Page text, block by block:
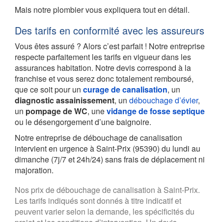
Mais notre plombier vous expliquera tout en détail.
Des tarifs en conformité avec les assureurs
Vous êtes assuré ? Alors c’est parfait ! Notre entreprise
respecte parfaitement les tarifs en vigueur dans les
assurances habitation. Notre devis correspond à la
franchise et vous serez donc totalement remboursé,
que ce soit pour un curage de canalisation, un
diagnostic assainissement, un débouchage d’évier,
un pompage de WC, unevidange de fosse septique
ou le désengorgement d’une baignoire.
Notre entreprise de débouchage de canalisation
intervient en urgence à Saint-Prix (95390) du lundi au
dimanche (7j/7 et 24h/24) sans frais de déplacement ni
majoration.
Nos prix de débouchage de canalisation à Saint-Prix.
Les tarifs indiqués sont donnés à titre indicatif et
peuvent varier selon la demande, les spécificités du